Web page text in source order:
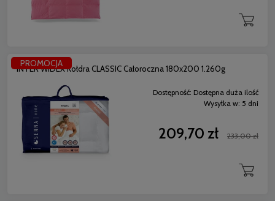
INTER WIDEX Kołdra CLASSIC Całoroczna 180x200 1.260g
Dostępność: Dostępna duża ilość
Wysyłka w: 5 dni
209,70 zł 233,00 zł
PROMOCJA